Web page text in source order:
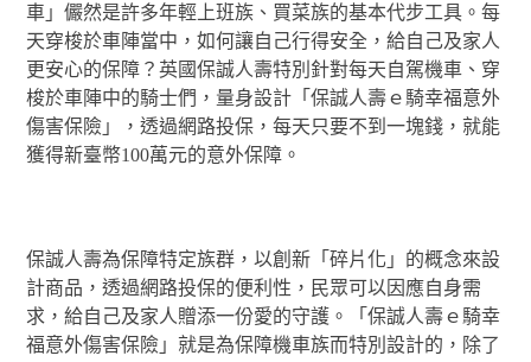
車」儼然是許多年輕上班族、買菜族的基本代步工具。每
天穿梭於車陣當中，如何讓自己行得安全，給自己及家人
更安心的保障？英國保誠人壽特別針對每天自駕機車、穿
梭於車陣中的騎士們，量身設計「保誠人壽ｅ騎幸福意外
傷害保險」，透過網路投保，每天只要不到一塊錢，就能
獲得新臺幣100萬元的意外保障。
保誠人壽為保障特定族群，以創新「碎片化」的概念來設
計商品，透過網路投保的便利性，民眾可以因應自身需
求，給自己及家人贈添一份愛的守護。「保誠人壽ｅ騎幸
福意外傷害保險」就是為保障機車族而特別設計的，除了